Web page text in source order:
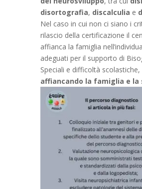
disortografia, discalculia e
Nel caso in cui non ci siano i
rilascio della certificazione il
affianca la famiglia
adeguati per il supporto di
Speciali e difficoltà scolastiche,
affiancando la famiglia e la